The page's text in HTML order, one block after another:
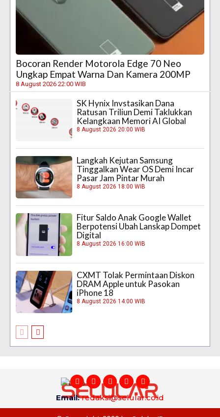
Bocoran Render Motorola Edge 70 Neo
Ungkap Empat Warna Dan Kamera 200MP
8 August 2026 22:00 WIB
SK Hynix Invstasikan Dana
Ratusan Triliun Demi Taklukkan
Kelangkaan Memori AI Global
8 August 2026 20:00 WIB
Langkah Kejutan Samsung
Tinggalkan Wear OS Demi Incar
Pasar Jam Pintar Murah
8 August 2026 18:00 WIB
Fitur Saldo Anak Google Wallet
Berpotensi Ubah Lanskap Dompet
Digital
8 August 2026 16:00 WIB
CXMT Tolak Permintaan Diskon
DRAM Apple untuk Pasokan
iPhone 18
8 August 2026 14:00 WIB
Email:redaksi@selular.co.id